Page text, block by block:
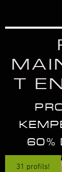
T
60%
31 profils!